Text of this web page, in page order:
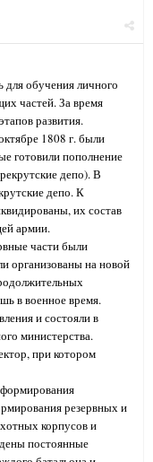
для обучения личного
частей. За время
развития.
1808 г. были
готовили пополнение
депо). В
депо. К
их состав
армии.
части были
организованы на новой
в военное время.
и состояли в
министерства.
при котором
резервных и
корпусов и
постоянные